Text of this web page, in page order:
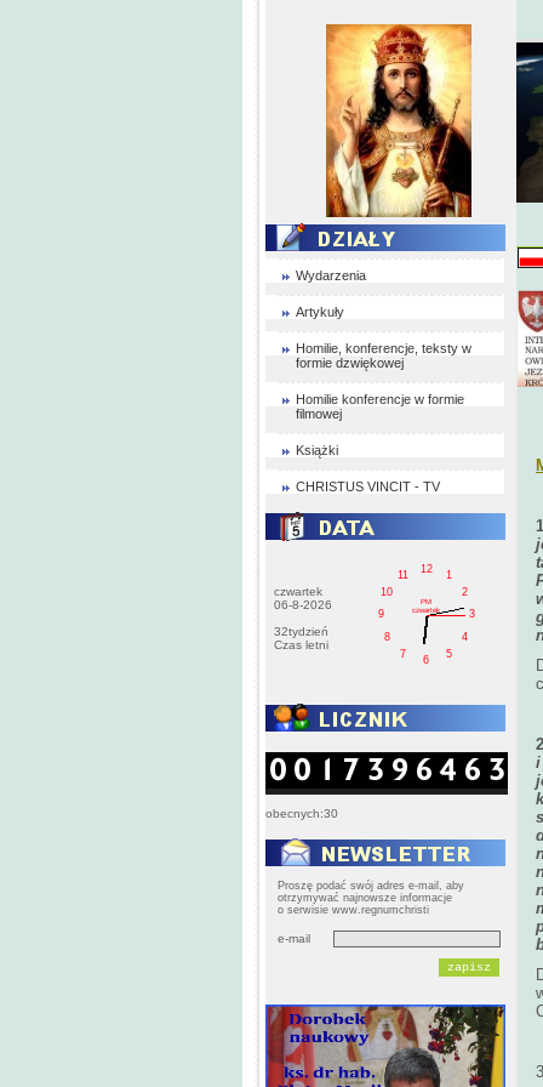
Wydarzenia
Artykuły
Homilie, konferencje, teksty w
formie dzwiękowej
Homilie konferencje w formie
filmowej
Książki
CHRISTUS VINCIT - TV
czwartek
06-8-2026
32tydzień
Czas letni
1
2
3
4
5
6
7
8
9
10
11
12
PM
czwartek
obecnych:30
Proszę podać swój adres e-mail, aby
otrzymywać najnowsze informacje
o serwisie www.regnumchristi
e-mail
i